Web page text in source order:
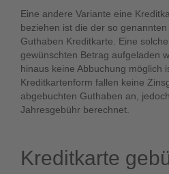
Eine andere Variante eine
beziehen ist die der so
Guthaben Kreditkarte. Eine
gewünschten Betrag aufgeladen
hinaus keine Abbuchung möglich
Kreditkartenform fallen keine
abgebuchten Guthaben an,
Jahresgebühr berechnet.
Kreditkarte